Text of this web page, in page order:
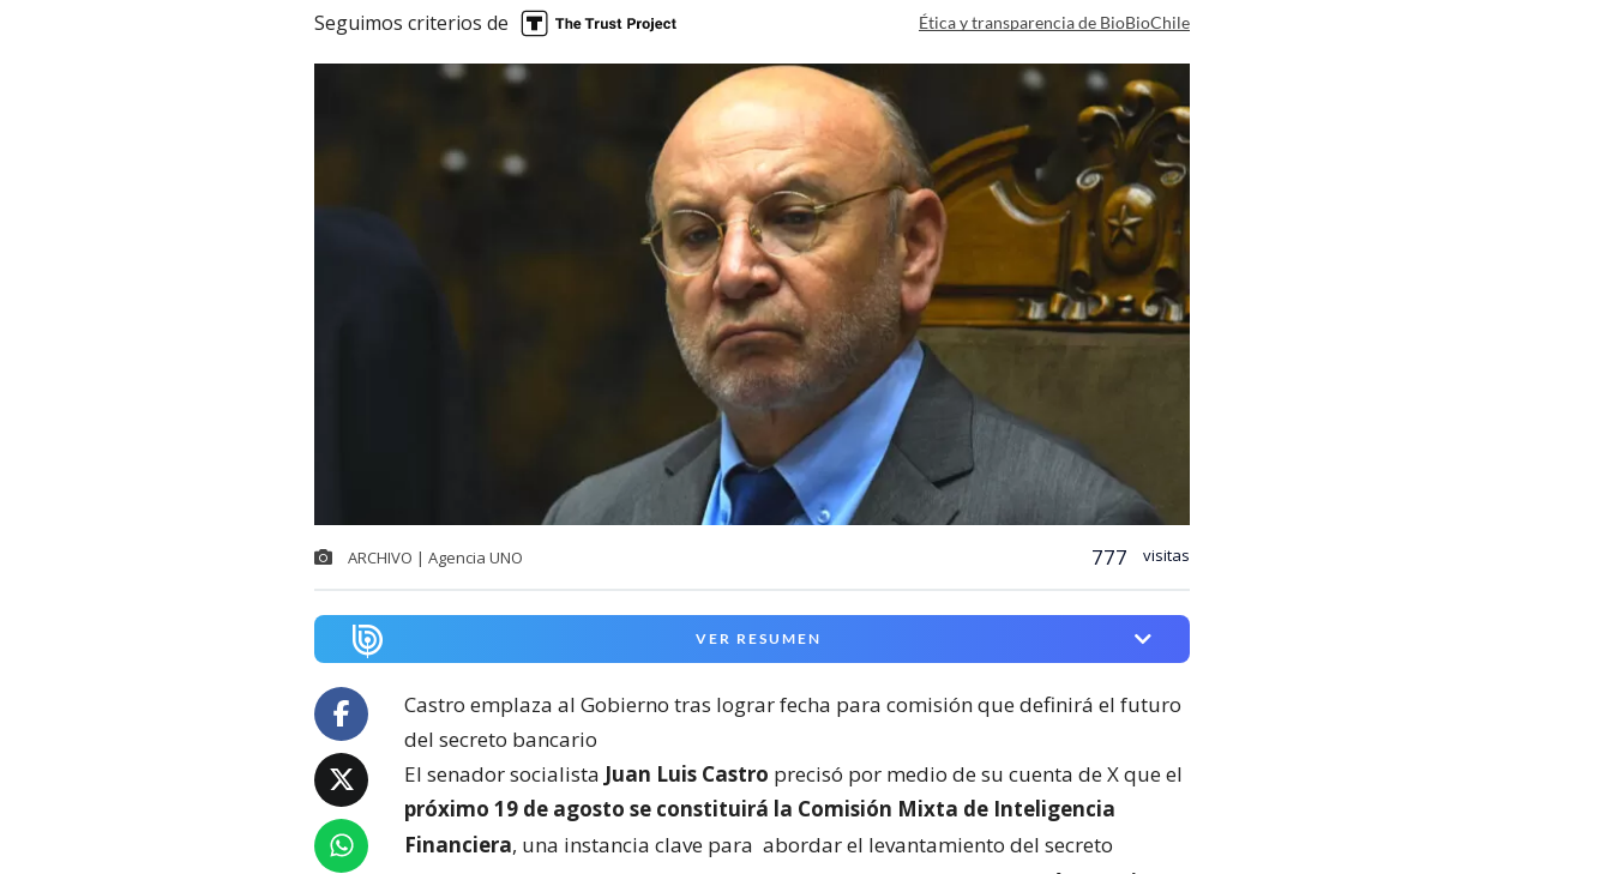
Seguimos criterios de Ética y transparencia de BioBioChile
ARCHIVO | Agencia UNO 777 visitas
VER RESUMEN
Castro emplaza al Gobierno tras lograr fecha para comisión que definirá el futuro
del secreto bancario
El senador socialista Juan Luis Castro precisó por medio de su cuenta de X que el
próximo 19 de agosto se constituirá la Comisión Mixta de Inteligencia
Financiera, una instancia clave para abordar el levantamiento del secreto